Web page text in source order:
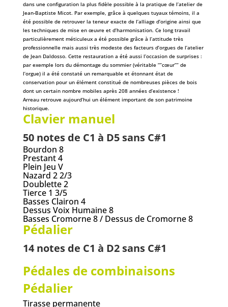
dans une configuration la plus fidèle possible à la pratique de l’atelier de
Jean-Baptiste Micot. Par exemple, grâce à quelques tuyaux témoins, il a
été possible de retrouver la teneur exacte de l’alliage d’origine ainsi que
les techniques de mise en œuvre et d’harmonisation. Ce long travail
particulièrement méticuleux a été possible grâce à l’attitude très
professionnelle mais aussi très modeste des facteurs d’orgues de l’atelier
de Jean Daldosso. Cette restauration a été aussi l’occasion de surprises :
par exemple lors du démontage du sommier (véritable “”cœur”” de
l’orgue) il a été constaté un remarquable et étonnant état de
conservation pour un élément constitué de nombreuses pièces de bois
dont un certain nombre mobiles après 208 années d’existence !
Arreau retrouve aujourd’hui un élément important de son patrimoine
historique.
Clavier manuel
50 notes de C1 à D5 sans C#1
Bourdon 8
Prestant 4
Plein Jeu V
Nazard 2 2/3
Doublette 2
Tierce 1 3/5
Basses Clairon 4
Dessus Voix Humaine 8
Basses Cromorne 8 / Dessus de Cromorne 8
Pédalier
14 notes de C1 à D2 sans C#1
Pédales de combinaisons
Pédalier
Tirasse permanente